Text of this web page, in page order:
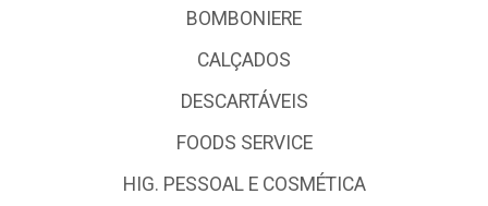
BOMBONIERE
CALÇADOS
DESCARTÁVEIS
FOODS SERVICE
HIG. PESSOAL E COSMÉTICA